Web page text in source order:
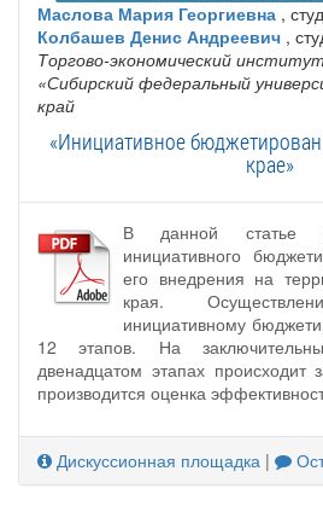
Маслова Мария Георгиевна ,
Колбашев Денис Андреевич ,
Торгово-экономический
«Сибирский федеральный
край
«Инициативное
крае»
В данной статье
инициативного
его внедрения на
края.
инициативному
12 этапов. На
двенадцатом этапах происходит
производится оценка
Дискуссионная площадка |